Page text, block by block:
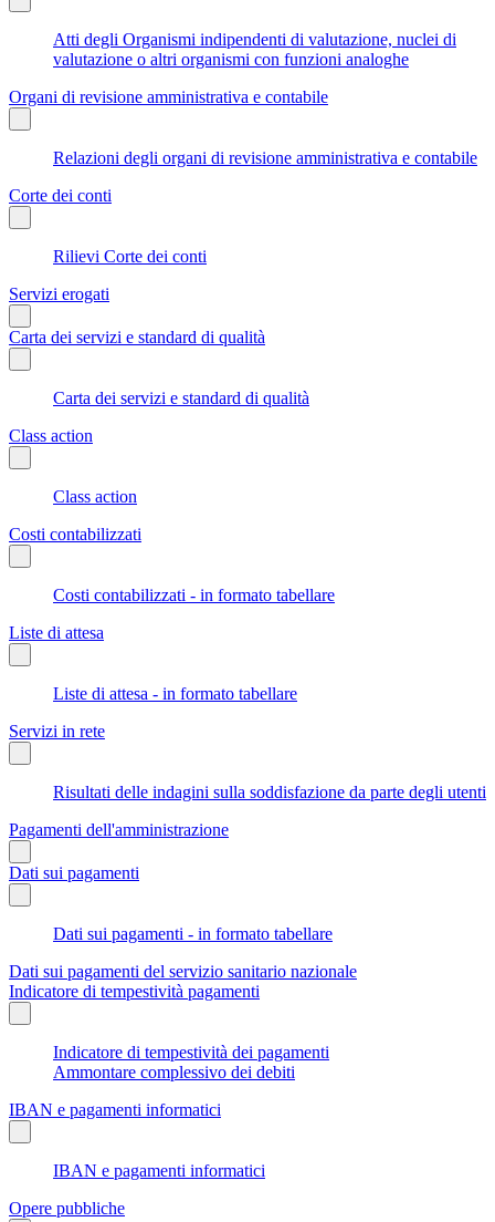
Atti degli Organismi indipendenti di valutazione, nuclei di
valutazione o altri organismi con funzioni analoghe
Organi di revisione amministrativa e contabile
Relazioni degli organi di revisione amministrativa e contabile
Corte dei conti
Rilievi Corte dei conti
Servizi erogati
Carta dei servizi e standard di qualità
Carta dei servizi e standard di qualità
Class action
Class action
Costi contabilizzati
Costi contabilizzati - in formato tabellare
Liste di attesa
Liste di attesa - in formato tabellare
Servizi in rete
Risultati delle indagini sulla soddisfazione da parte degli utenti
Pagamenti dell'amministrazione
Dati sui pagamenti
Dati sui pagamenti - in formato tabellare
Dati sui pagamenti del servizio sanitario nazionale
Indicatore di tempestività pagamenti
Indicatore di tempestività dei pagamenti
Ammontare complessivo dei debiti
IBAN e pagamenti informatici
IBAN e pagamenti informatici
Opere pubbliche